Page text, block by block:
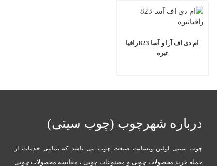
ام دی اف آرا و آسا 823 رافیا
تیره
درباره شهرچوب (چوب سیتی)
چوب سیتی اولین وبسایت صنعت چوب می باشد که تمامی خدمات از
جمله خرید محصولات چوبی و مصنوعات چوبی ، مقایسه محصولات چوبی